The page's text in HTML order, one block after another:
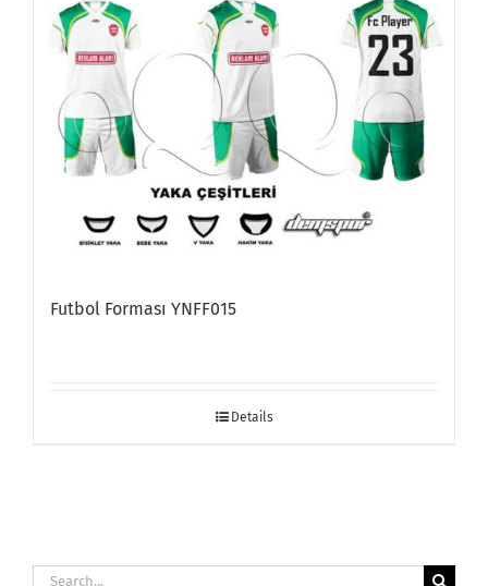
Futbol Forması YNFF015
Details
Search